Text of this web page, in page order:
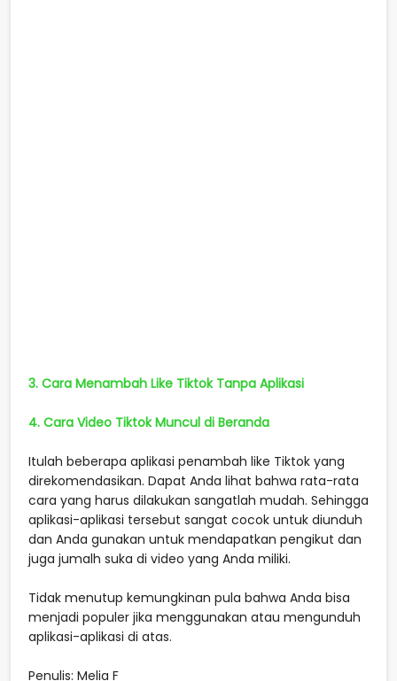
3. Cara Menambah Like Tiktok Tanpa Aplikasi
4. Cara Video Tiktok Muncul di Beranda
Itulah beberapa aplikasi penambah like Tiktok yang
direkomendasikan. Dapat Anda lihat bahwa rata-rata
cara yang harus dilakukan sangatlah mudah. Sehingga
aplikasi-aplikasi tersebut sangat cocok untuk diunduh
dan Anda gunakan untuk mendapatkan pengikut dan
juga jumalh suka di video yang Anda miliki.
Tidak menutup kemungkinan pula bahwa Anda bisa
menjadi populer jika menggunakan atau mengunduh
aplikasi-aplikasi di atas.
Penulis: Melia F